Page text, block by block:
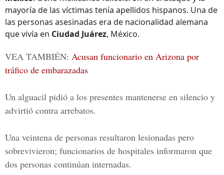
mayoría de las víctimas tenía apellidos hispanos. Una de
las personas asesinadas era de nacionalidad alemana
que vivía en Ciudad Juárez, México.
VEA TAMBIÉN: Acusan funcionario en Arizona por
tráfico de embarazadas
Un alguacil pidió a los presentes mantenerse en silencio y
advirtió contra arrebatos.
Una veintena de personas resultaron lesionadas pero
sobrevivieron; funcionarios de hospitales informaron que
dos personas continúan internadas.